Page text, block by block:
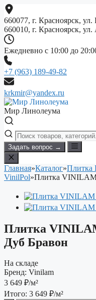
Перейти
к
содержимому
660077, г. Красноярск, ул.
660010, г. Красноярск,
Ежедневно с 10:00 до
+7 (963) 189-49-82
krkmir@yandex.ru
Мир Линолеума
Задать вопрос →
Главная»Каталог»
VinilPol»Плитка
Плитка
Дуб Бравон
На складе
Бренд: Vinilam
3 649 ₽/м²
Итого: 3 649 ₽/м²